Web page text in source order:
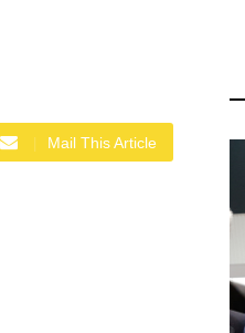
Mail This Article